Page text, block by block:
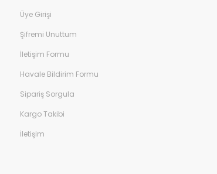
Üye Girişi
Şifremi Unuttum
İletişim Formu
Havale Bildirim Formu
Sipariş Sorgula
Kargo Takibi
İletişim